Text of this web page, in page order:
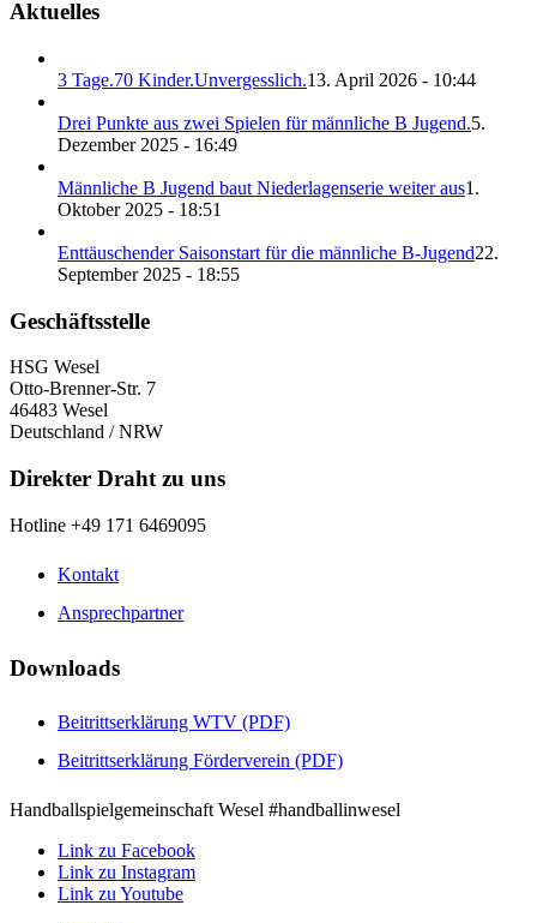
Aktuelles
3 Tage.70 Kinder.Unvergesslich.13. April 2026 - 10:44
Drei Punkte aus zwei Spielen für männliche B Jugend.5.
Dezember 2025 - 16:49
Männliche B Jugend baut Niederlagenserie weiter aus1.
Oktober 2025 - 18:51
Enttäuschender Saisonstart für die männliche B-Jugend22.
September 2025 - 18:55
Geschäftsstelle
HSG Wesel
Otto-Brenner-Str. 7
46483 Wesel
Deutschland / NRW
Direkter Draht zu uns
Hotline +49 171 6469095
Kontakt
Ansprechpartner
Downloads
Beitrittserklärung WTV (PDF)
Beitrittserklärung Förderverein (PDF)
Handballspielgemeinschaft Wesel #handballinwesel
Link zu Facebook
Link zu Instagram
Link zu Youtube